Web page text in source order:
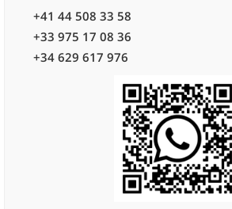
+41 44 508 33 58
+33 975 17 08 36
+34 629 617 976